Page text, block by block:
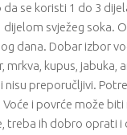
se koristi 1 do 3
dijelom svježeg soka.
dana. Dobar izbor
kupus, jabuka,
nisu preporučljivi.
i povrće može biti
treba ih dobro oprati i